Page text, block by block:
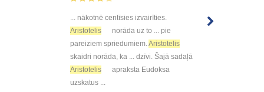
... nākotnē centīsies izvairīties.
Aristotelis
norāda uz to ... pie
pareiziem spriedumiem.Aristotelis
skaidri norāda, ka ... dzīvi. Šajā sadaļā
Aristotelis
apraksta Eudoksa
uzskatus ...